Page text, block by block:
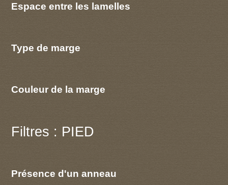
Espace entre les lamelles
Type de marge
Couleur de la marge
Filtres : PIED
Présence d'un anneau